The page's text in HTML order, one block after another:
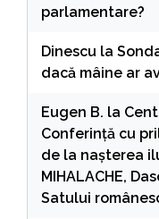
parlamentare?
Dinescu la
dacă mâine ar
Eugen B. la
Conferință cu
de la nașterea
MIHALACHE,
Satului